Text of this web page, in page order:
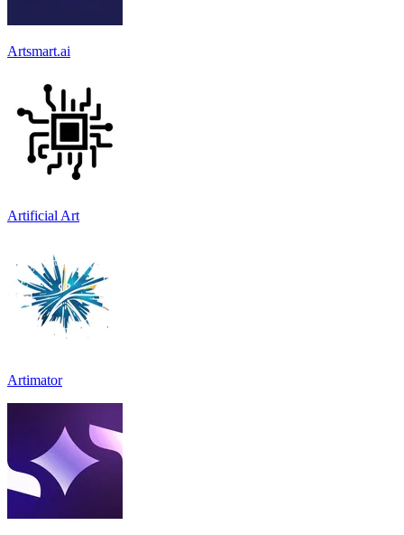
Artsmart.ai
Artificial Art
Artimator